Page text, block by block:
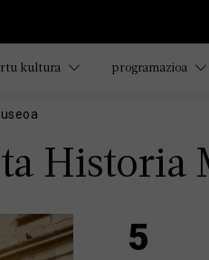
kultura programazioa
Historia
5